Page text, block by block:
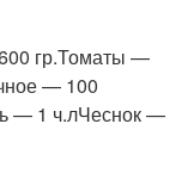
гр.Томаты —
— 100
— 1 ч.лЧеснок —